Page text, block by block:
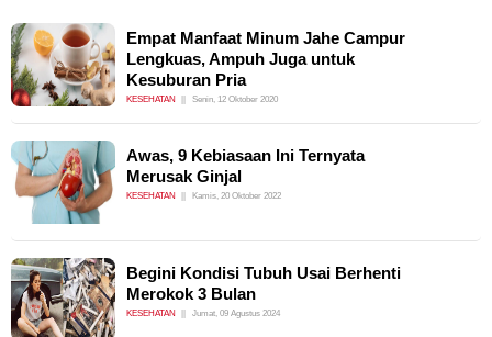
Empat Manfaat Minum Jahe Campur
Lengkuas, Ampuh Juga untuk
Kesuburan Pria
KESEHATAN Senin, 12 Oktober 2020
Awas, 9 Kebiasaan Ini Ternyata
Merusak Ginjal
KESEHATAN Kamis, 20 Oktober 2022
Begini Kondisi Tubuh Usai Berhenti
Merokok 3 Bulan
KESEHATAN Jumat, 09 Agustus 2024